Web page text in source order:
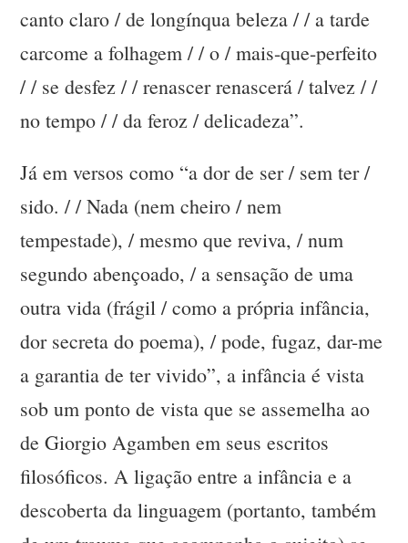
canto claro / de longínqua beleza / / a tarde
carcome a folhagem / / o / mais-que-perfeito
/ / se desfez / / renascer renascerá / talvez / /
no tempo / / da feroz / delicadeza”.
Já em versos como “a dor de ser / sem ter /
sido. / / Nada (nem cheiro / nem
tempestade), / mesmo que reviva, / num
segundo abençoado, / a sensação de uma
outra vida (frágil / como a própria infância,
dor secreta do poema), / pode, fugaz, dar-me
a garantia de ter vivido”, a infância é vista
sob um ponto de vista que se assemelha ao
de Giorgio Agamben em seus escritos
filosóficos. A ligação entre a infância e a
descoberta da linguagem (portanto, também